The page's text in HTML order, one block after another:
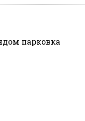
парковка